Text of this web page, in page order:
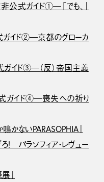
公式ガイド①―「でも、」
ガイド②―京都のグローカ
ガイド③―（反）帝国主義
ガイド④―喪失への祈り
かないPARASOPHIA」
！ パラソフィア・レヴュー
」